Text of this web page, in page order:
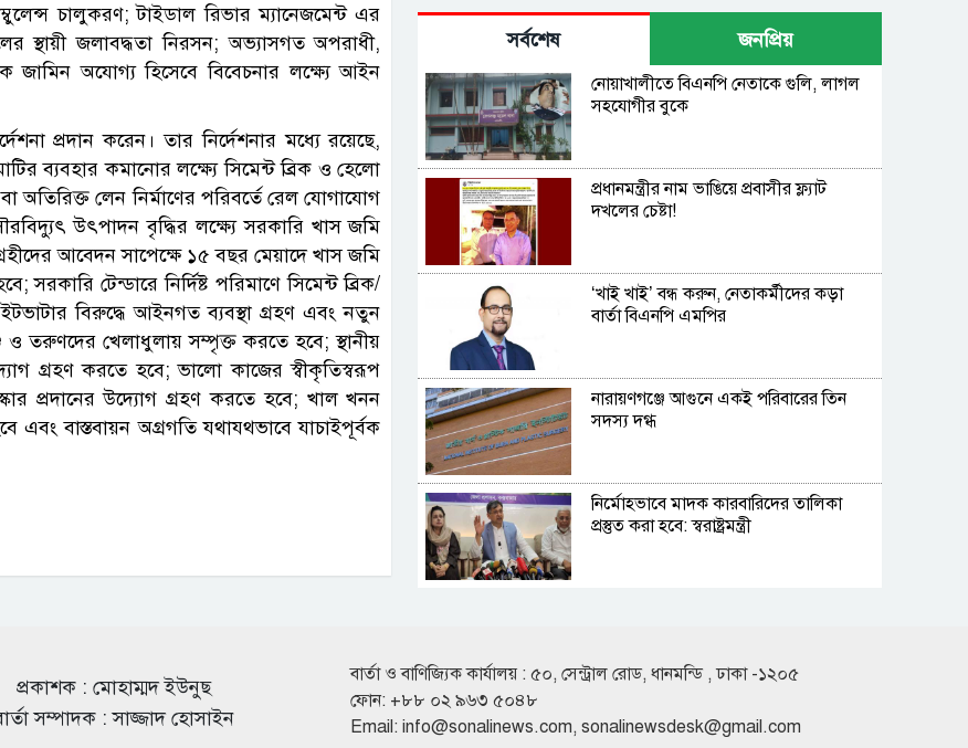
চালুকরণ; টাইডাল রিভার ম্যানেজমেন্ট এর
স্থায়ী জলাবদ্ধতা নিরসন; অভ্যাসগত অপরাধী,
জামিন অযোগ্য হিসেবে বিবেচনার লক্ষ্যে আইন
প্রদান করেন। তার নির্দেশনার মধ্যে রয়েছে,
ব্যবহার কমানোর লক্ষ্যে সিমেন্ট ব্রিক ও হেলো
লেন নির্মাণের পরিবর্তে রেল যোগাযোগ
উৎপাদন বৃদ্ধির লক্ষ্যে সরকারি খাস জমি
আবেদন সাপেক্ষে ১৫ বছর মেয়াদে খাস জমি
সরকারি টেন্ডারে নির্দিষ্ট পরিমাণে সিমেন্ট ব্রিক/
বিরুদ্ধে আইনগত ব্যবস্থা গ্রহণ এবং নতুন
তরুণদের খেলাধুলায় সম্পৃক্ত করতে হবে; স্থানীয়
গ্রহণ করতে হবে; ভালো কাজের স্বীকৃতিস্বরূপ
প্রদানের উদ্যোগ গ্রহণ করতে হবে; খাল খনন
এবং বাস্তবায়ন অগ্রগতি যথাযথভাবে যাচাইপূর্বক
সর্বশেষ জনপ্রিয়
নোয়াখালীতে বিএনপি নেতাকে গুলি, লাগল
সহযোগীর বুকে
প্রধানমন্ত্রীর নাম ভাঙিয়ে প্রবাসীর ফ্ল্যাট
দখলের চেষ্টা!
‘খাই খাই’ বন্ধ করুন, নেতাকর্মীদের কড়া
বার্তা বিএনপি এমপির
নারায়ণগঞ্জে আগুনে একই পরিবারের তিন
সদস্য দগ্ধ
নির্মোহভাবে মাদক কারবারিদের তালিকা
প্রস্তুত করা হবে: স্বরাষ্ট্রমন্ত্রী
ফেরিতে উঠতে গিয়ে নদীতে পিকআপ, ৩
লাখ টাকার গরু নিহত
প্রকাশক : মোহাম্মদ ইউনুছ
সম্পাদক : সাজ্জাদ হোসাইন
বার্তা ও বাণিজ্যিক কার্যালয় : ৫০, সেন্ট্রাল রোড, ধানমন্ডি , ঢাকা -১২০৫
ফোন: +৮৮ ০২ ৯৬৩ ৫০৪৮
Email: info@sonalinews.com, sonalinewsdesk@gmail.com